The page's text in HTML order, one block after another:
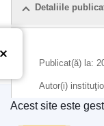
Detaliile
Publicat(ă) la:
Autor(i)
Europene
Oficiul pentru
Acest site este